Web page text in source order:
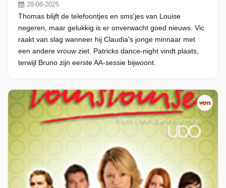
28-08-2025
Thomas blijft de telefoontjes en sms'jes van Louise
negeren, maar gelukkig is er onverwacht goed nieuws. Vic
raakt van slag wanneer hij Claudia's jonge minnaar met
een andere vrouw ziet. Patricks dance-night vindt plaats,
terwijl Bruno zijn eerste AA-sessie bijwoont.